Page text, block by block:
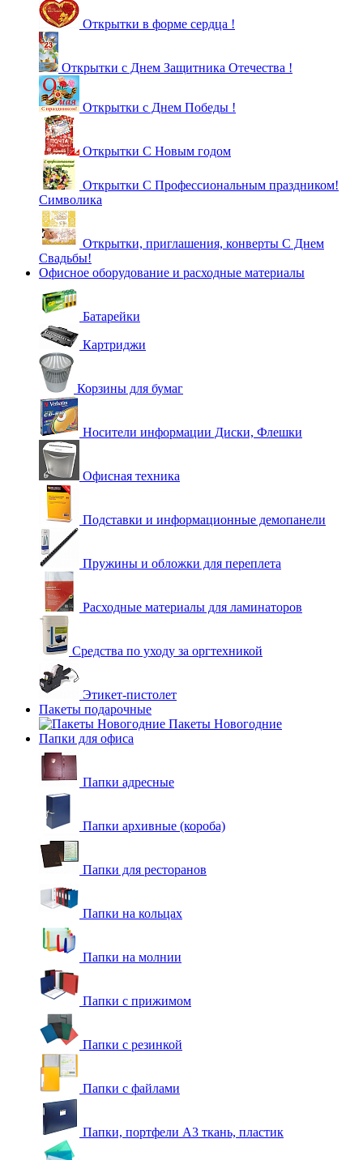
Открытки в форме сердца !
Открытки с Днем Защитника Отечества !
Открытки с Днем Победы !
Открытки С Новым годом
Открытки С Профессиональным праздником!
Символика
Открытки, приглашения, конверты С Днем
Свадьбы!
Офисное оборудование и расходные материалы
Батарейки
Картриджи
Корзины для бумаг
Носители информации Диски, Флешки
Офисная техника
Подставки и информационные демопанели
Пружины и обложки для переплета
Расходные материалы для ламинаторов
Средства по уходу за оргтехникой
Этикет-пистолет
Пакеты подарочные
Пакеты Новогодние
Папки для офиса
Папки адресные
Папки архивные (короба)
Папки для ресторанов
Папки на кольцах
Папки на молнии
Папки с прижимом
Папки с резинкой
Папки с файлами
Папки, портфели А3 ткань, пластик